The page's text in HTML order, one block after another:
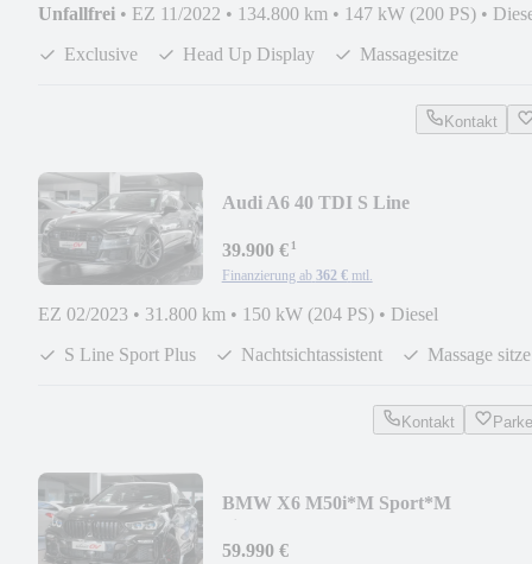
Unfallfrei • EZ 11/2022 • 134.800 km • 147 kW (200 PS) •
Exclusive
Head Up Display Massagesitze
Kontakt
Audi A6 40 TDI S Line
39.900 €¹
Finanzierung ab 362 € mtl.
EZ 02/2023 • 31.800 km • 150 kW (204 PS) • Diesel
S Line Sport Plus
Nachtsichtassistent Massage sitze
Kontakt
BMW X6 M50i*M Sport*M
59.990 €